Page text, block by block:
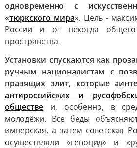
одновременно с
«тюркского мира». Цель -
России и от некогда общего
пространства.
Установки спускаются как
ручным националистам с
правящих элит, которые
антироссийских и
обществе и, особенно, в
молодёжи. Все беды
имперская, а затем советская
осуществляли «геноцид» и